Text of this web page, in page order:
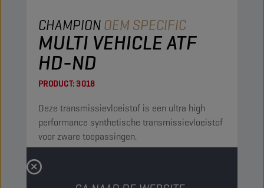
CHAMPIONOEM SPECIFIC
MULTI VEHICLE ATF
HD-ND
PRODUCT:3018
Deze transmissievloeistof is een ultra high
performance synthetische transmissievloeistof
voor zware toepassingen.